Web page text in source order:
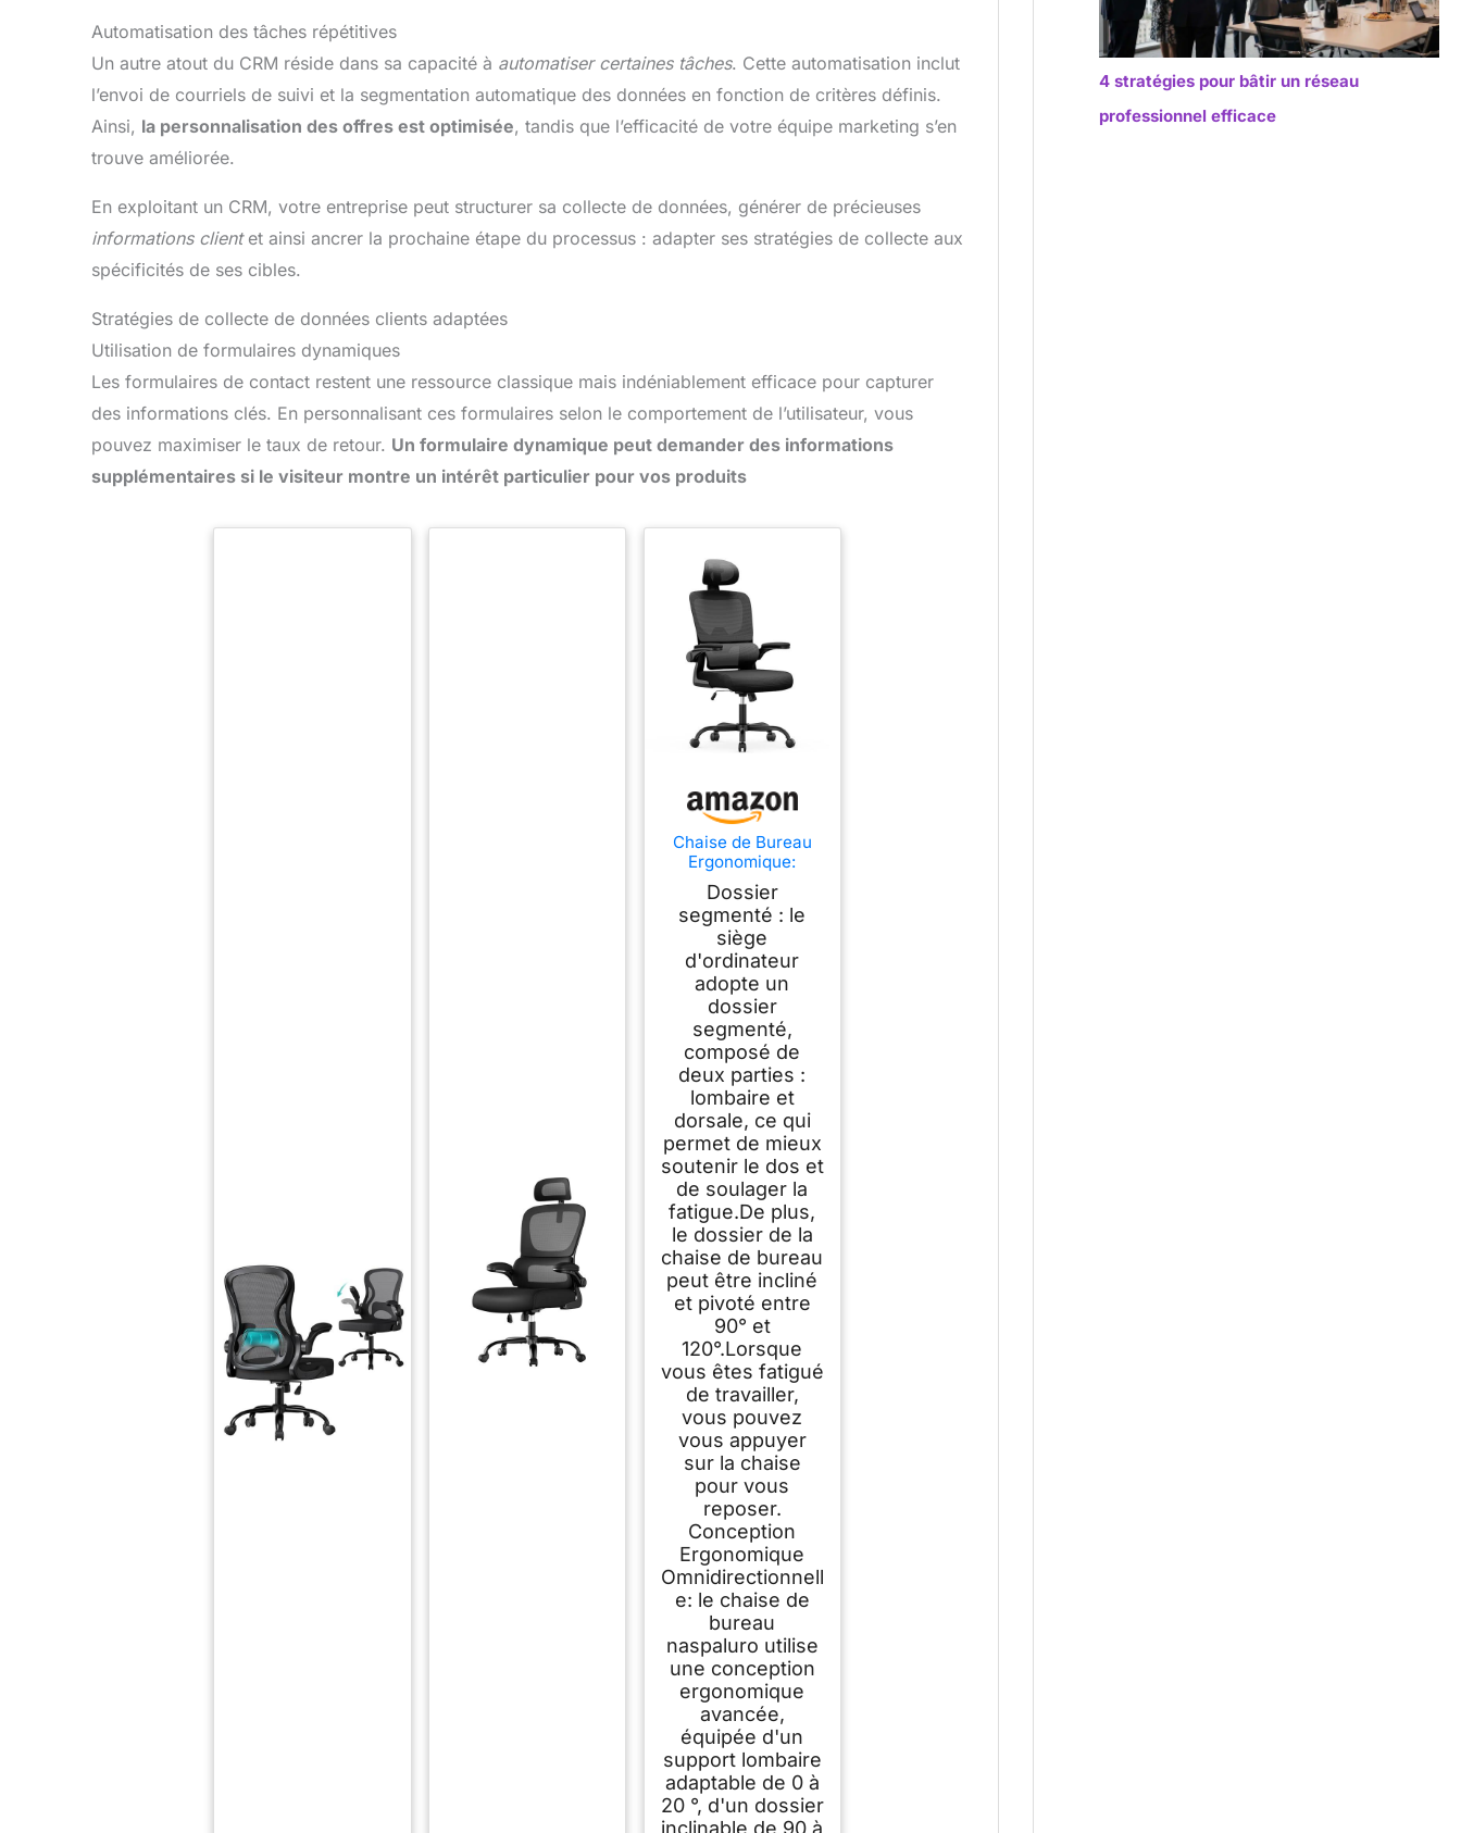
Automatisation des tâches répétitives
Un autre atout du CRM réside dans sa capacité à automatiser certaines tâches. Cette automatisation inclut
l’envoi de courriels de suivi et la segmentation automatique des données en fonction de critères définis.
Ainsi, la personnalisation des offres est optimisée, tandis que l’efficacité de votre équipe marketing s’en
trouve améliorée.
En exploitant un CRM, votre entreprise peut structurer sa collecte de données, générer de précieuses
informations clientet ainsi ancrer la prochaine étape du processus : adapter ses stratégies de collecte aux
spécificités de ses cibles.
Stratégies de collecte de données clients adaptées
Utilisation de formulaires dynamiques
Les formulaires de contact restent une ressource classique mais indéniablement efficace pour capturer
des informations clés. En personnalisant ces formulaires selon le comportement de l’utilisateur, vous
pouvez maximiser le taux de retour. Un formulaire dynamique peut demander des informations
supplémentaires si le visiteur montre un intérêt particulier pour vos produits
Chaise de Bureau
Ergonomique:
Fauteuil Bureau
avec Support
Lombaire en
C,Dossier et Appui-
tête
Réglables,Reversibl
e Armrest,Siege en
Maille Respirante
Convient à la
Maison Bureau
,Lecture,Noir
Dossier
segmenté : le
siège
d'ordinateur
adopte un
dossier
segmenté,
composé de
deux parties :
lombaire et
dorsale, ce qui
permet de mieux
soutenir le dos et
de soulager la
fatigue.De plus,
le dossier de la
chaise de bureau
peut être incliné
et pivoté entre
90° et
120°.Lorsque
vous êtes fatigué
de travailler,
vous pouvez
vous appuyer
sur la chaise
pour vous
reposer.
Conception
Ergonomique
Omnidirectionnell
e: le chaise de
bureau
naspaluro utilise
une conception
ergonomique
avancée,
équipée d'un
support lombaire
adaptable de 0 à
20 °, d'un dossier
inclinable de 90 à
4 stratégies pour bâtir un réseau
professionnel efficace